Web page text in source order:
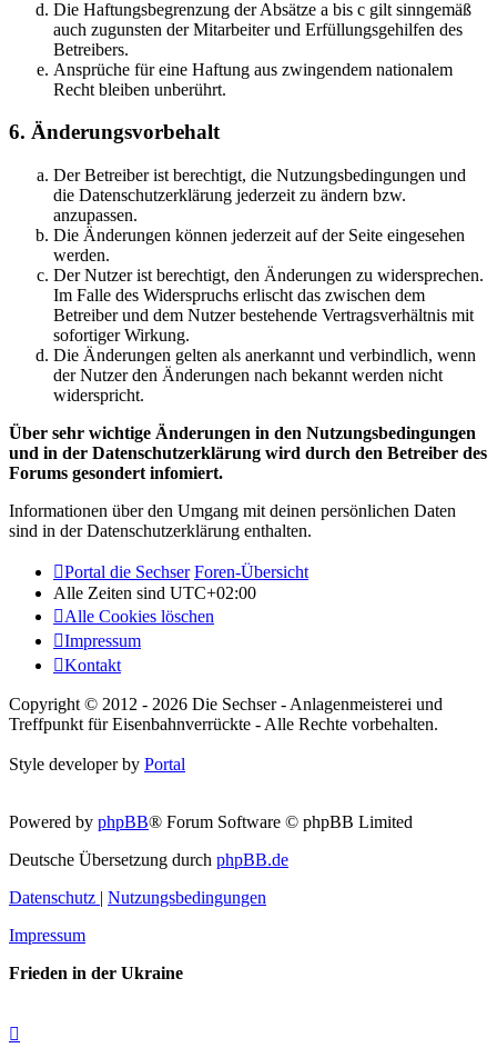
Die Haftungsbegrenzung der Absätze a bis c gilt sinngemäß
auch zugunsten der Mitarbeiter und Erfüllungsgehilfen des
Betreibers.
Ansprüche für eine Haftung aus zwingendem nationalem
Recht bleiben unberührt.
6. Änderungsvorbehalt
Der Betreiber ist berechtigt, die Nutzungsbedingungen und
die Datenschutzerklärung jederzeit zu ändern bzw.
anzupassen.
Die Änderungen können jederzeit auf der Seite eingesehen
werden.
Der Nutzer ist berechtigt, den Änderungen zu widersprechen.
Im Falle des Widerspruchs erlischt das zwischen dem
Betreiber und dem Nutzer bestehende Vertragsverhältnis mit
sofortiger Wirkung.
Die Änderungen gelten als anerkannt und verbindlich, wenn
der Nutzer den Änderungen nach bekannt werden nicht
widerspricht.
Über sehr wichtige Änderungen in den Nutzungsbedingungen
und in der Datenschutzerklärung wird durch den Betreiber des
Forums gesondert infomiert.
Informationen über den Umgang mit deinen persönlichen Daten
sind in der Datenschutzerklärung enthalten.
Portal die Sechser Foren-Übersicht
Alle Zeiten sind UTC+02:00
Alle Cookies löschen
Impressum
Kontakt
Copyright © 2012 - 2026 Die Sechser - Anlagenmeisterei und
Treffpunkt für Eisenbahnverrückte - Alle Rechte vorbehalten.
Style developer by Portal
Powered by phpBB® Forum Software © phpBB Limited
Deutsche Übersetzung durch phpBB.de
Datenschutz | Nutzungsbedingungen
Impressum
Frieden in der Ukraine